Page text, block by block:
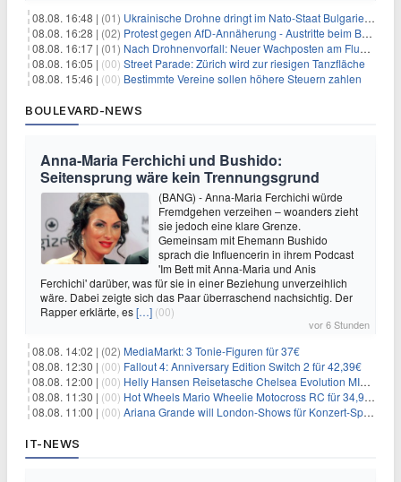
08.08. 16:48 | (01) Ukrainische Drohne dringt im Nato-Staat Bulgarien ein
08.08. 16:28 | (02) Protest gegen AfD-Annäherung - Austritte beim BSW Sachsen-Anhalt
08.08. 16:17 | (01) Nach Drohnenvorfall: Neuer Wachposten am Flughafen
08.08. 16:05 | (00) Street Parade: Zürich wird zur riesigen Tanzfläche
08.08. 15:46 | (00) Bestimmte Vereine sollen höhere Steuern zahlen
BOULEVARD-NEWS
Anna-Maria Ferchichi und Bushido:
Seitensprung wäre kein Trennungsgrund
(BANG) - Anna-Maria Ferchichi würde
Fremdgehen verzeihen – woanders zieht
sie jedoch eine klare Grenze.
Gemeinsam mit Ehemann Bushido
sprach die Influencerin in ihrem Podcast
'Im Bett mit Anna-Maria und Anis
Ferchichi' darüber, was für sie in einer Beziehung unverzeihlich
wäre. Dabei zeigte sich das Paar überraschend nachsichtig. Der
Rapper erklärte, es[…] (00)
vor 6 Stunden
08.08. 14:02 | (02) MediaMarkt: 3 Tonie-Figuren für 37€
08.08. 12:30 | (00) Fallout 4: Anniversary Edition Switch 2 für 42,39€
08.08. 12:00 | (00) Helly Hansen Reisetasche Chelsea Evolution MID 54L für 29,99€
08.08. 11:30 | (00) Hot Wheels Mario Wheelie Motocross RC für 34,99€
08.08. 11:00 | (00) Ariana Grande will London-Shows für Konzert-Special filmen
IT-NEWS